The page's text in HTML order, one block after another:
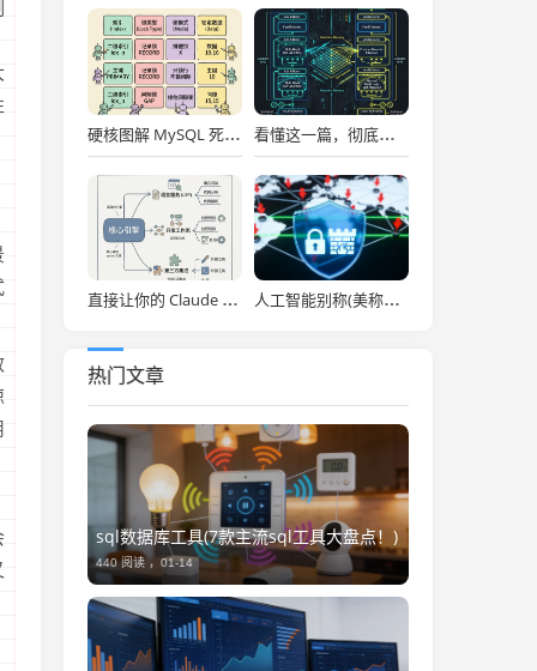
硬核图解 MySQL 死锁：为什么两个看似不冲突的 Update 和 Insert 会掐死对方？ 看懂这一篇，彻底通关大模型底层！图解 Transformer 核心架构与自注意力机制！
直接让你的 Claude Code 效率拉满，Anthropic 官方神级插件开源了！ 人工智能别称(美称中国一人工智能企业违反美出口管制 外交部：中方已多次表明原则立场)
热门文章
sql数据库工具(7款主流sql工具大盘点！)
440 阅读 ，01-14